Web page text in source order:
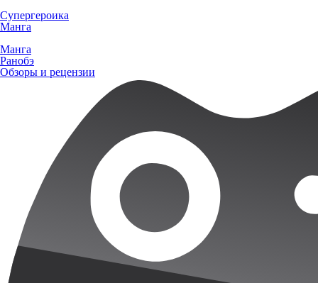
Супергероика
Манга
Манга
Ранобэ
Обзоры и рецензии